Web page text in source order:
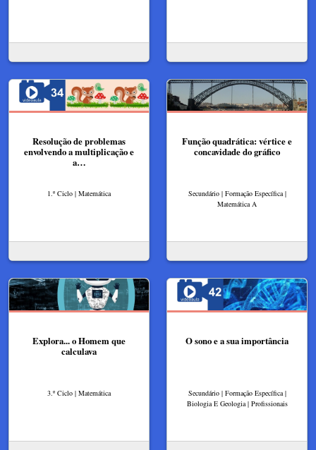
Resolução de problemas
envolvendo a multiplicação e
a…
1.º Ciclo | Matemática
Função quadrática: vértice e
concavidade do gráfico
Secundário | Formação Específica |
Matemática A
Explora... o Homem que
calculava
3.º Ciclo | Matemática
O sono e a sua importância
Secundário | Formação Específica |
Biologia E Geologia | Profissionais